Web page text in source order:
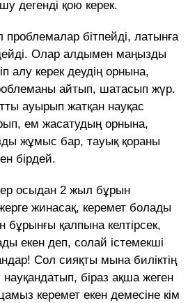
дегенді қою керек.
проблемалар бітпейді, латынға
Олар алдымен маңызды
алу керек деудің орнына,
айтып, шатасып жүр.
ауырып жатқан науқас
ем жасатудың орнына,
жұмыс бар, тауық қораны
бірдей.
осыдан 2 жыл бұрын
жинасақ, керемет болады
бұрынғы қалпына келтірсек,
екен деп, солай істемекші
Сол сияқты мына биліктің
біраз ақша жеген
керемет екен демесіне кім